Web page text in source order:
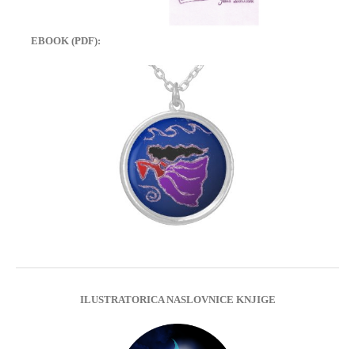
EBOOK (PDF):
ILUSTRATORICA NASLOVNICE KNJIGE